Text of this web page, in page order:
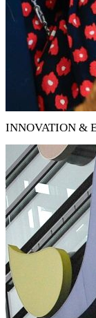
INNOVATION &